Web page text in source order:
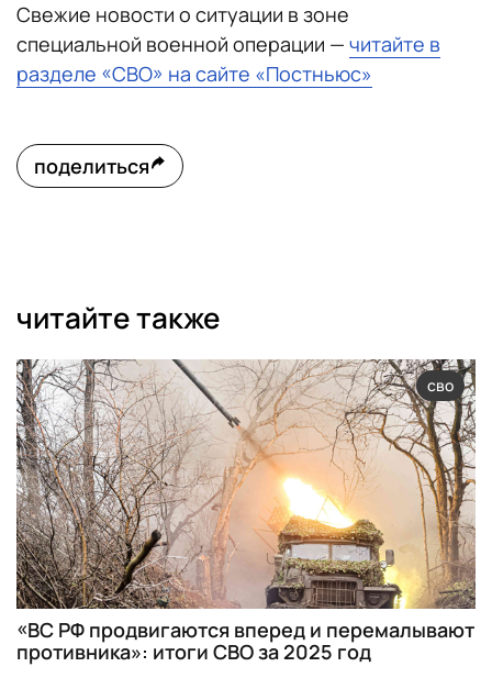
Свежие новости о ситуации в зоне
специальной военной операции — читайте в
разделе «СВО» на сайте «Постньюс»
поделиться
читайте также
сво
«ВС РФ продвигаются вперед и перемалывают
противника»: итоги СВО за 2025 год